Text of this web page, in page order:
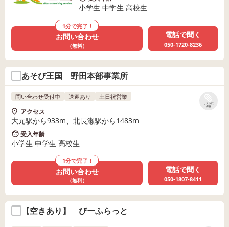
小学生 中学生 高校生
1分で完了！
お問い合わせ
（無料）
電話で聞く
050-1720-8236
あそび王国 野田本部事業所
リストに
保存
問い合わせ受付中 送迎あり 土日祝営業
アクセス
大元駅から933m、北長瀬駅から1483m
受入年齢
小学生 中学生 高校生
1分で完了！
お問い合わせ
（無料）
電話で聞く
050-1807-8411
【空きあり】 びーふらっと